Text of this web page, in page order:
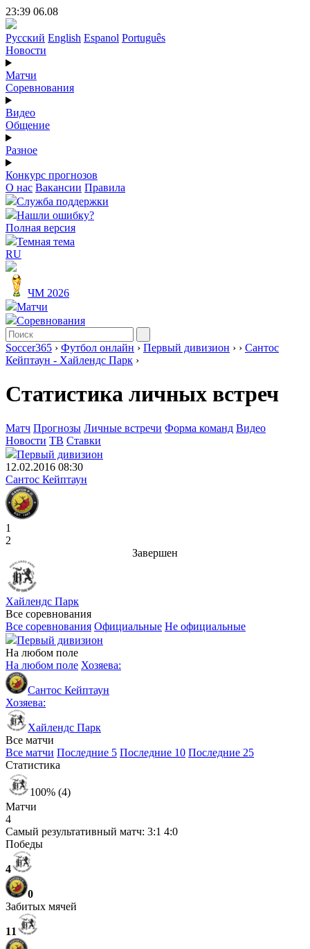
23:39 06.08
Русский English Espanol Português
Новости
Матчи
Соревнования
Видео
Общение
Разное
Конкурс прогнозов
О нас Вакансии Правила
Служба поддержки
Нашли ошибку?
Полная версия
Темная тема
RU
ЧМ 2026
Матчи
Соревнования
Soccer365 › Футбол онлайн › Первый дивизион › › Сантос
Кейптаун - Хайлендс Парк ›
Статистика личных встреч
Матч Прогнозы Личные встречи Форма команд Видео
Новости ТВ Ставки
Первый дивизион
12.02.2016 08:30
Сантос Кейптаун
1
2
Завершен
Хайлендс Парк
Все соревнования
Все соревнования Официальные Не официальные
Первый дивизион
На любом поле
На любом поле Хозяева:
Сантос Кейптаун
Хозяева:
Хайлендс Парк
Все матчи
Все матчи Последние 5 Последние 10 Последние 25
Статистика
100% (4)
Матчи
4
Самый результативный матч: 3:1 4:0
Победы
4
0
Забитых мячей
11